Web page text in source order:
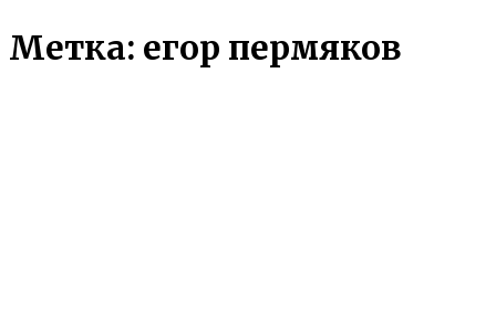
Метка: егор пермяков